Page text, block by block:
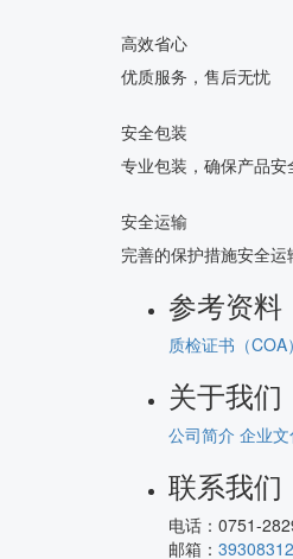
高效省心
优质服务，售后无忧
安全包装
专业包装，确保产品安
安全运输
完善的保护措施安全运
参考资料
质检证书（COA）
关于我们
公司简介 企业
联系我们
电话： 0751-
邮箱：